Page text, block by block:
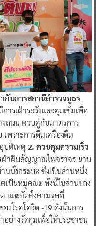
บการสถานีตำรวจภูธร
ารเฝ้าระวังและคุมเข้มเพื่อ
งถนน ควบคู่กับมาตรการ
เพราะการดื่มเครื่องดื่ม
บติเหตุ 2. ควบคุมความเร็ว
ฝ่าฝืนสัญญาณไฟจราจร ยาน
มนั่งกระบะ ซึ่งเป็นส่วนหนึ่ง
เป็นหมู่คณะ ทั้งนี้ในส่วนของ
และจัดตั้งตามจุดที่
งโรคโควิด -19 ดังนั้นการ
ย่างรัดกุมเพื่อให้ประชาชน